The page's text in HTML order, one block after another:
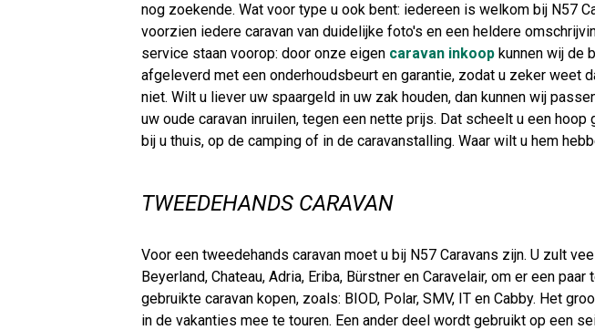
nog zoekende. Wat voor type u ook bent: iedereen is welkom bij N57
voorzien iedere caravan van duidelijke foto's en een heldere
service staan voorop: door onze eigen caravan inkoop kunnen wij de
afgeleverd met een onderhoudsbeurt en garantie, zodat u zeker weet
niet. Wilt u liever uw spaargeld in uw zak houden, dan kunnen wij
uw oude caravan inruilen, tegen een nette prijs. Dat scheelt u een
bij u thuis, op de camping of in de caravanstalling. Waar wilt u hem
TWEEDEHANDS CARAVAN
Voor een tweedehands caravan moet u bij N57 Caravans zijn. U zult
Beyerland, Chateau, Adria, Eriba, Bürstner en Caravelair, om er een
gebruikte caravan kopen, zoals: BIOD, Polar, SMV, IT en Cabby. Het
in de vakanties mee te touren. Een ander deel wordt gebruikt op een